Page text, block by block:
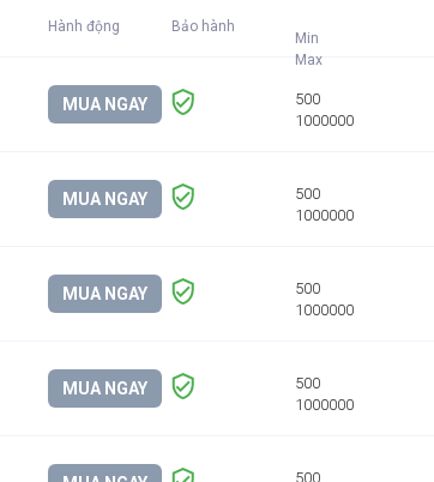
Hành động Bảo hành
Min
Max
MUA NGAY
500
1000000
MUA NGAY
500
1000000
MUA NGAY
500
1000000
MUA NGAY
500
1000000
500